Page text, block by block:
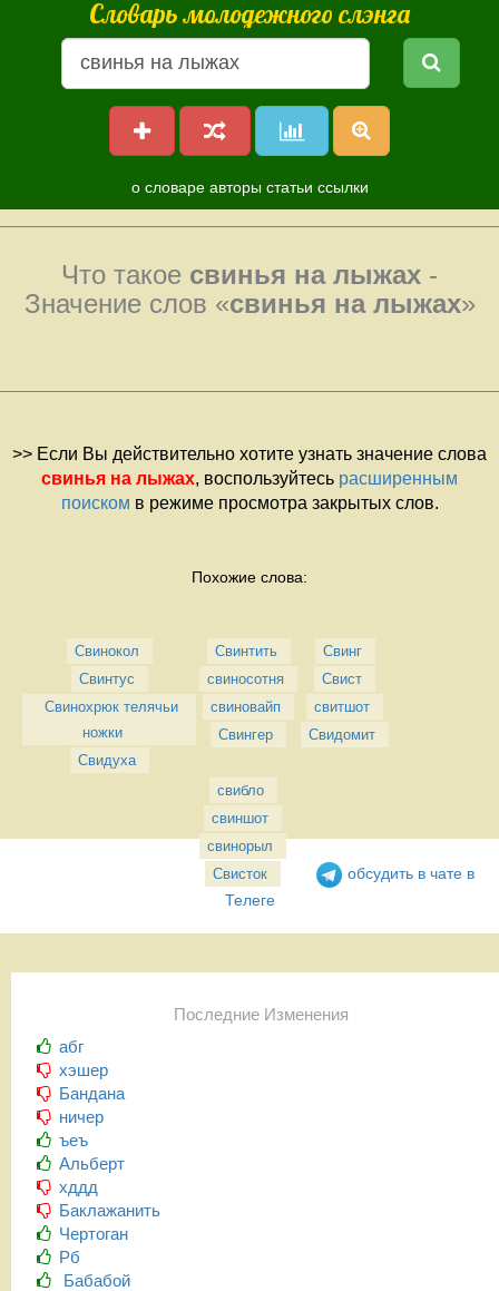
Словарь молодежного слэнга
о словаре авторы статьи ссылки
Что такое свинья на лыжах -
Значение слов «свинья на лыжах»
>> Если Вы действительно хотите узнать значение слова
свинья на лыжах, воспользуйтесь расширенным
поиском в режиме просмотра закрытых слов.
Похожие слова:
Свинокол
Свинтус
Свинохрюк телячьи
ножки
Свидуха
Свинтить
свиносотня
свиновайп
Свингер
Свинг
Свист
свитшот
Свидомит
свибло
свиншот
свинорыл
Свисток
обсудить в чате в
Телеге
Последние Изменения
абг
хэшер
Бандана
ничер
ъеъ
Альберт
хддд
Баклажанить
Чертоган
Рб
Бабабой